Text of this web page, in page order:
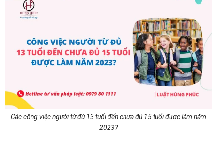
Các công việc người từ đủ 13 tuổi đến chưa đủ 15 tuổi được làm năm
2023?